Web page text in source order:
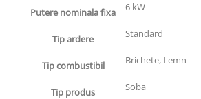
Putere nominala fixa 6 kW
Tip ardere Standard
Tip combustibil Brichete, Lemn
Tip produs Soba